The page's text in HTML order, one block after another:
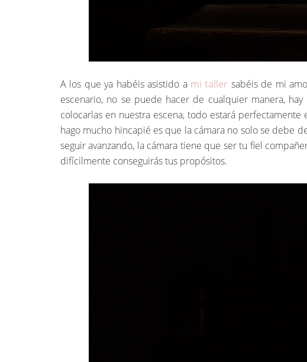
A los que ya habéis asistido a mi taller sabéis de mi
escenario, no se puede hacer de cualquier manera,
colocarlas en nuestra escena, todo estará
hago mucho hincapié es que la cámara no solo se debe
seguir avanzando, la cámara tiene que ser tu fiel
difícilmente conseguirás tus propósitos.